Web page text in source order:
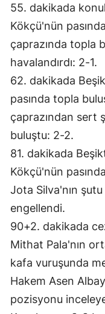
55. dakikada
Kökçü'nün
çaprazında topla
havalandırdı: 2-1.
62. dakikada
pasında topla
çaprazından sert
buluştu: 2-2.
81. dakikada
Kökçü'nün
Jota Silva'nın
engellendi.
90+2. dakikada
Mithat Pala'nın
kafa vuruşunda
Hakem Asen
pozisyonu